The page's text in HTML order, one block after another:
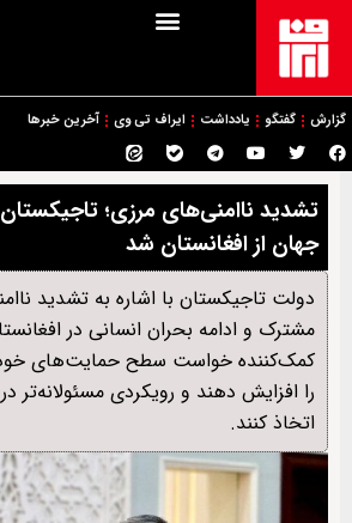
گزارش گفتگو یادداشت ایراف تی وی آخرین خبرها
تشدید ناامنی‌های مرزی؛
جهان از افغانستان شد
دولت تاجیکستان با اشاره به تشدید
مشترک و ادامه بحران انسانی در
کمک‌کننده خواست سطح حمایت‌های خود
را افزایش دهند و رویکردی مسئولانه‌تر
اتخاذ کنند.